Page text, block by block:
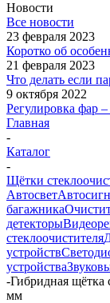
Новости
Все новости
23 февраля 2023
Коротко об
21 февраля 2023
Что делать если
9 октября 2022
Регулировка фар
Главная
-
Каталог
-
Щётки
Автосвет
багажника
детекторы
стеклоочистителя
устройств
устройства
-Гибридная щётка
мм